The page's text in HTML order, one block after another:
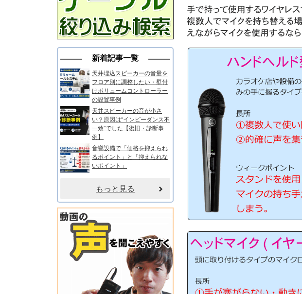
新着記事一覧
天井埋込スピーカーの音量を
フロア別に調整したい・壁付
けボリュームコントローラー
の設置事例
天井スピーカーの音が小さ
い？原因は“インピーダンス不
一致”でした【復旧・診断事
例】
音響設備で「価格を抑えられ
るポイント」と「抑えられな
いポイント」
もっと見る